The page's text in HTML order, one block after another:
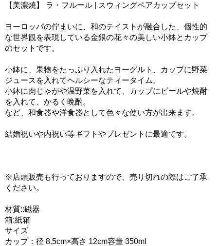
【美濃焼】 ラ・フルール | スウィングペアカップセット
ヨーロッパの佇まいに、和のテイストが融合した、個性的
な世界観を表現している金銀の花々の美しい小鉢とカップ
のセットです。
小鉢に、果物をたっぷり入れたヨーグルト、カップに野菜
ジュースを入れてヘルシーなティータイム。
小鉢に肉じゃがや温野菜を入れて、カップにビールや焼酎
を入れて、かるく晩酌。
など、和食器や洋食器として色々な使い方が出来ます。
結婚祝いや内祝い等ギフトやプレゼントに最適です。
※店頭販売も行っておりますので、売り切れの際はご了承
ください。
材質::磁器
箱:紙箱
サイズ
カップ：径 8.5cm×高さ 12cm容量 350ml